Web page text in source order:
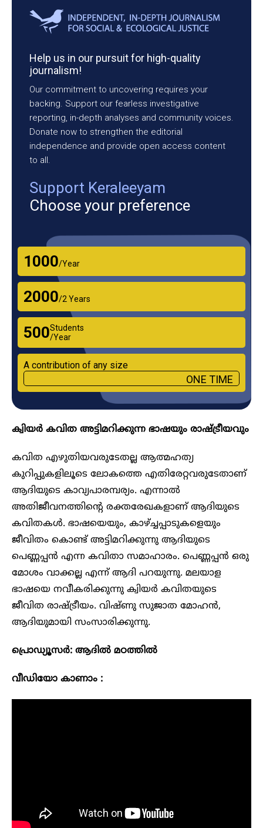
Help us in our pursuit for high-quality
journalism!
Our commitment to uncovering requires your
backing. Support our fearless investigative
reporting, in-depth analyses and community voices.
Donate now to strengthen the editorial
independence and provide open access content
to all.
Support Keraleeyam
Choose your preference
₹1000/Year
₹2000/2 Years
₹500Students
/Year
A contribution of any size
ONE TIME
ക്വിയർ കവിത അട്ടിമറിക്കുന്ന ഭാഷയും രാഷ്ട്രീയവും
കവിത എഴുതിയവരുടേതല്ല ആത്മഹത്യ
കുറിപ്പുകളിലൂടെ ലോകത്തെ എതിരേറ്റവരുടേതാണ്
ആദിയുടെ കാവ്യപാരമ്പര്യം. എന്നാൽ
അതിജീവനത്തിന്റെ രക്തരേഖകളാണ് ആദിയുടെ
കവിതകൾ. ഭാഷയെയും, കാഴ്ച്ചപ്പാടുകളെയും
ജീവിതം കൊണ്ട് അട്ടിമറിക്കുന്നു ആദിയുടെ
പെണ്ണപ്പൻ എന്ന കവിതാ സമാഹാരം. പെണ്ണപ്പൻ ഒരു
മോശം വാക്കല്ല എന്ന് ആദി പറയുന്നു. മലയാള
ഭാഷയെ നവീകരിക്കുന്നു ക്വിയർ കവിതയുടെ
ജീവിത രാഷ്ട്രീയം. വിഷ്ണു സുജാത മോഹൻ,
ആദിയുമായി സംസാരിക്കുന്നു.
പ്രൊഡ്യൂസർ: ആദിൽ മഠത്തിൽ
വീഡിയോ കാണാം :